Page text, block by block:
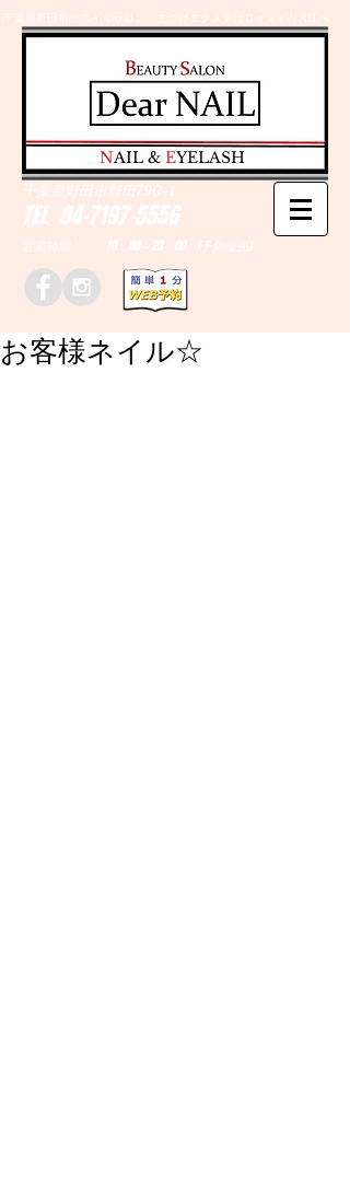
千葉県野田市のネイルサロン、まつげエクステはＤｅａｒＮAILへ
TEL 04-7197-5556
営業時間 10：00～20：00 (予約優先)
千葉県野田市野田790-1
​NAIL & EYELASH
お客様ネイル☆